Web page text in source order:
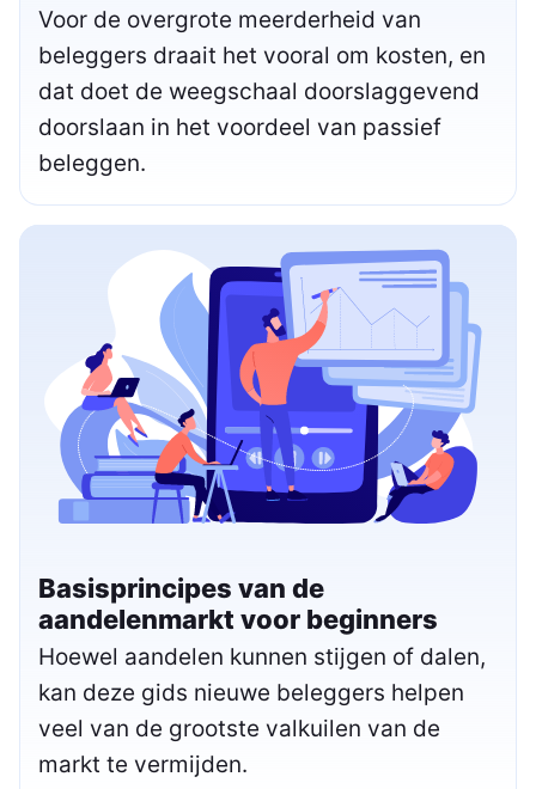
Voor de overgrote meerderheid van
beleggers draait het vooral om kosten, en
dat doet de weegschaal doorslaggevend
doorslaan in het voordeel van passief
beleggen.
Basisprincipes van de
aandelenmarkt voor beginners
Hoewel aandelen kunnen stijgen of dalen,
kan deze gids nieuwe beleggers helpen
veel van de grootste valkuilen van de
markt te vermijden.